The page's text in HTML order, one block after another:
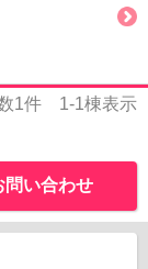
1件 1-1棟表示
問い合わせ